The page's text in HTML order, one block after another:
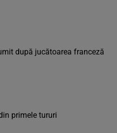
după jucătoarea franceză
primele tururi